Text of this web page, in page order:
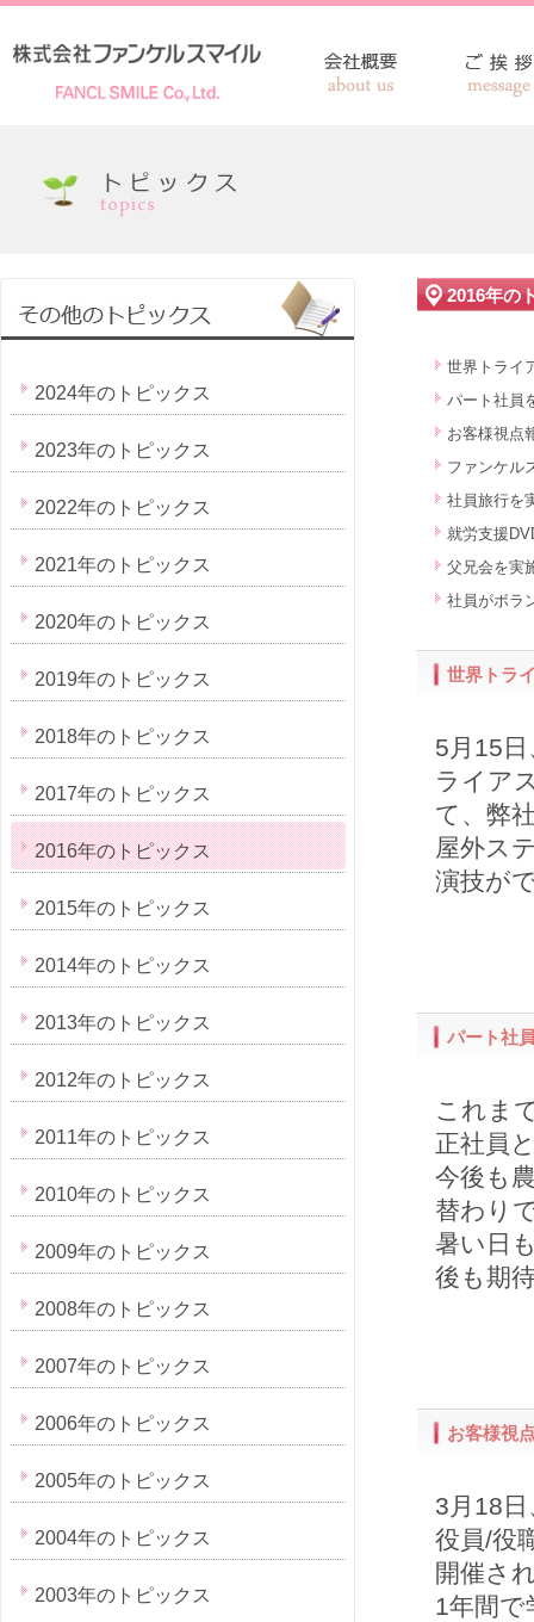
2024年のトピックス
2023年のトピックス
2022年のトピックス
2021年のトピックス
2020年のトピックス
2019年のトピックス
2018年のトピックス
2017年のトピックス
2016年のトピックス
2015年のトピックス
2014年のトピックス
2013年のトピックス
2012年のトピックス
2011年のトピックス
2010年のトピックス
2009年のトピックス
2008年のトピックス
2007年のトピックス
2006年のトピックス
2005年のトピックス
2004年のトピックス
2003年のトピックス
2016年の
世界トライ
パート社員
お客様視点
ファンケル
社員旅行を
就労支援
父兄会を実
社員がボラ
世界トラ
5月15
ライア
て、弊
屋外ス
演技が
パート社
これま
正社員
今後も
替わり
暑い日
後も期
お客様視
3月18
役員/役
開催さ
1年間